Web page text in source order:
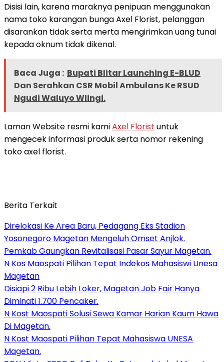
Disisi lain, karena maraknya penipuan menggunakan
nama toko karangan bunga Axel Florist, pelanggan
disarankan tidak serta merta mengirimkan uang tunai
kepada oknum tidak dikenal.
Baca Juga : Bupati Blitar Launching E-BLUD
Dan Serahkan CSR Mobil Ambulans Ke RSUD
Ngudi Waluyo Wlingi.
Laman Website resmi kamiAxel Florist untuk
mengecek informasi produk serta nomor rekening
toko axel florist.
Berita Terkait
Direlokasi Ke Area Baru, Pedagang Eks Stadion
Yosonegoro Magetan Mengeluh Omset Anjlok.
Pemkab Gaungkan Revitalisasi Pasar Sayur Magetan.
N Kos Maospati Pilihan Tepat Indekos Mahasiswi Unesa
Magetan
Disiapi 2 Ribu Lebih Loker, Magetan Job Fair Hanya
Diminati 1.700 Pencaker.
N Kost Maospati Solusi Sewa Kamar Harian Kaum Hawa
Di Magetan.
N Kost Maospati Pilihan Tepat Mahasiswa UNESA
Magetan.